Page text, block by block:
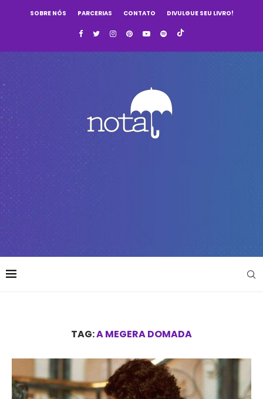
SOBRE NÓS PARCERIAS CONTATO DIVULGUE SEU LIVRO!
TAG:A MEGERA DOMADA